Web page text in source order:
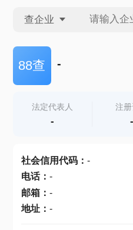
查企业
查企业
查产地
88查 -
法定代表人
-
注
-
社会信用代码： -
电话： -
邮箱： -
地址： -